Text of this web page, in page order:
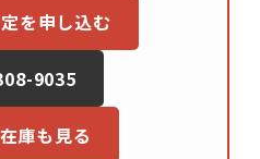
を申し込む
9035
庫も見る